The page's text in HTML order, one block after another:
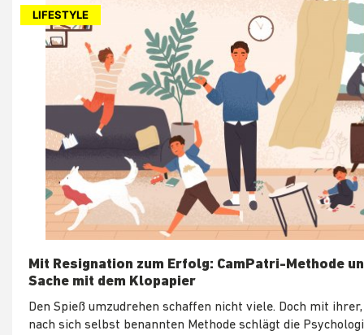
LIFESTYLE
Mit Resignation zum Erfolg: CamPatri-Methode
Sache mit dem Klopapier
Den Spieß umzudrehen schaffen nicht viele. Doch mit ihrer,
nach sich selbst benannten Methode schlägt die